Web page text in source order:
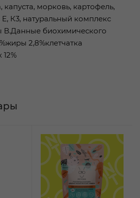
капуста, морковь, картофель,
К3, натуральный комплекс
В.Данные биохимического
2,8%клетчатка
12%